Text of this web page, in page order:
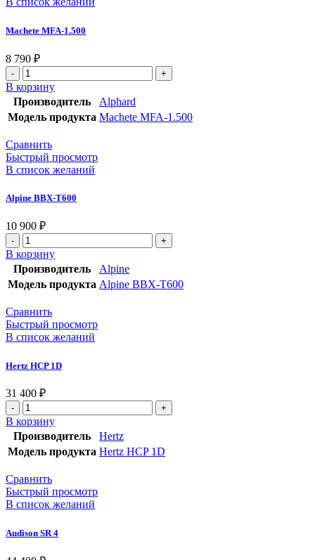
Machete MFA-1.500
8 790 ₽
В корзину
Производитель
Alphard
Модель продукта Machete MFA-1.500
Сравнить
Быстрый просмотр
В список желаний
Alpine BBX-T600
10 900 ₽
В корзину
Производитель
Alpine
Модель продукта Alpine BBX-T600
Сравнить
Быстрый просмотр
В список желаний
Hertz HCP 1D
31 400 ₽
В корзину
Производитель
Hertz
Модель продукта Hertz HCP 1D
Сравнить
Быстрый просмотр
В список желаний
Audison SR 4